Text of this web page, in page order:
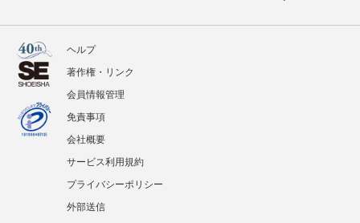
ヘルプ
著作権・リンク
会員情報管理
免責事項
会社概要
サービス利用規約
プライバシーポリシー
外部送信